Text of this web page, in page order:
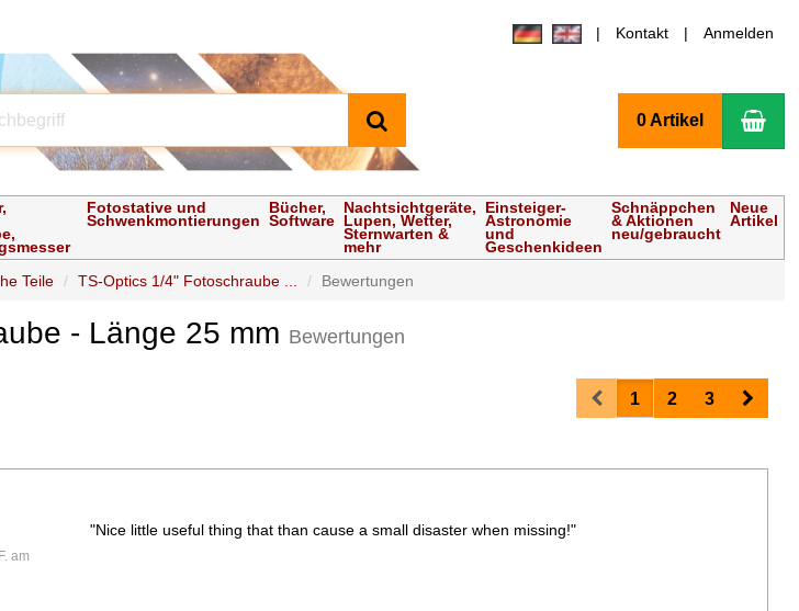
Kontakt Anmelden
0 Artikel
Fotostative und
Schwenkmontierungen
Bücher,
Software
Nachtsichtgeräte,
Lupen, Wetter,
Sternwarten &
mehr
Einsteiger-
Astronomie
und
Geschenkideen
Schnäppchen
& Aktionen
neu/gebraucht
Neue
Artikel
Teile TS-Optics 1/4" Fotoschraube ... Bewertungen
- Länge 25 mm Bewertungen
Prev1 2 3 Next
am
"Nice little useful thing that than cause a small disaster when missing!"